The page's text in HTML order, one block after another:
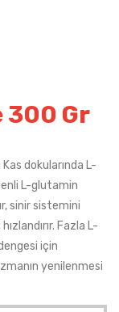
300 Gr
dokularında L-
L-glutamin
sinir sistemini
Fazla L-
için
yenilenmesi